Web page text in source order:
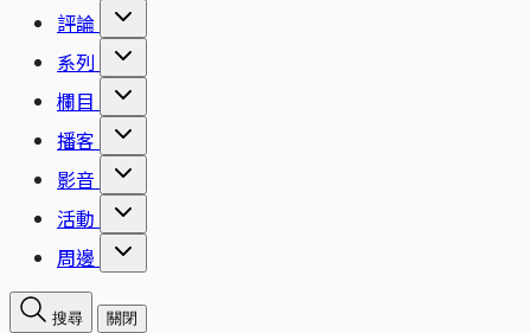
評論
系列
欄目
播客
影音
活動
周邊
搜尋 關閉